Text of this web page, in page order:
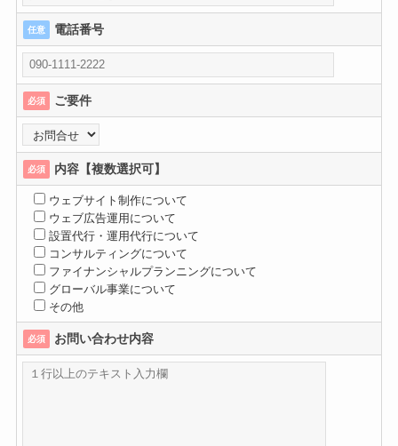
任意 電話番号
必須 ご要件
必須 内容【複数選択可】
ウェブサイト制作について
ウェブ広告運用について
設置代行・運用代行について
コンサルティングについて
ファイナンシャルプランニングについて
グローバル事業について
その他
必須 お問い合わせ内容